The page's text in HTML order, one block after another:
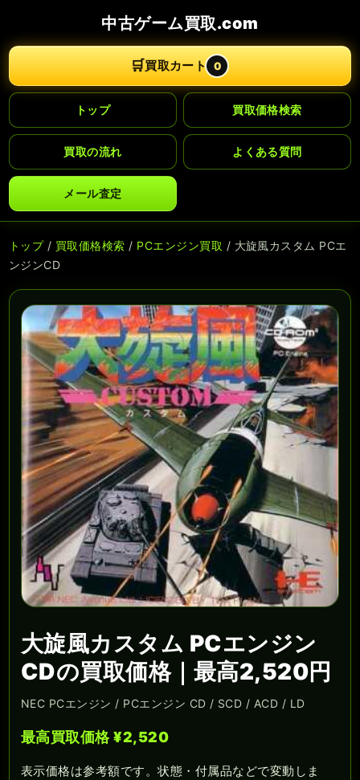
中古ゲーム買取.com
🛒買取カート 0
トップ 買取価格検索
買取の流れ よくある質問
メール査定
トップ/ 買取価格検索 / PCエンジン買取 / 大旋風カスタム PCエ
ンジンCD
大旋風カスタム PCエンジン
CDの買取価格｜最高2,520円
NEC PCエンジン / PCエンジン CD / SCD / ACD / LD
最高買取価格 ¥2,520
表示価格は参考額です。状態・付属品などで変動しま